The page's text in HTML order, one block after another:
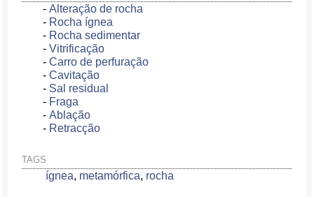
-Alteração de rocha
- Rocha ígnea
- Rocha sedimentar
-Vitrificação
-Carro de perfuração
-Cavitação
- Sal residual
- Fraga
-Ablação
- Retracção
TAGS
ígnea, metamórfica, rocha